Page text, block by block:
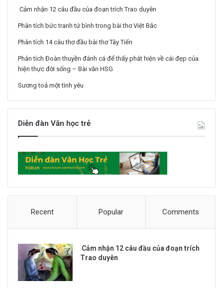
Cảm nhận 12 câu đầu của đoạn trích Trao duyên
Phân tích bức tranh tứ bình trong bài thơ Việt Bắc
Phân tích 14 câu thơ đầu bài thơ Tây Tiến
Phân tích Đoàn thuyền đánh cá để thấy phát hiện về cái đẹp của
hiện thực đời sống – Bài văn HSG
Sương toả một tình yêu
Diễn đàn Văn học trẻ
Recent Popular Comments
Cảm nhận 12 câu đầu của đoạn trích
Trao duyên